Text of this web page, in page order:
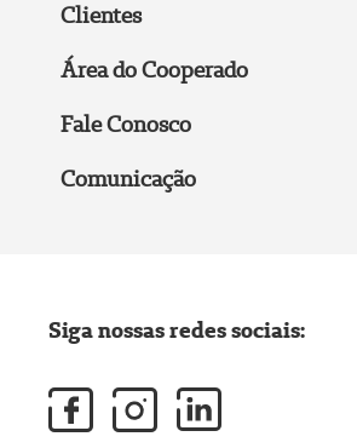
Clientes
Área do Cooperado
Fale Conosco
Comunicação
Siga nossas redes sociais: